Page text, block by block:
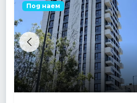
Previous
Под наем